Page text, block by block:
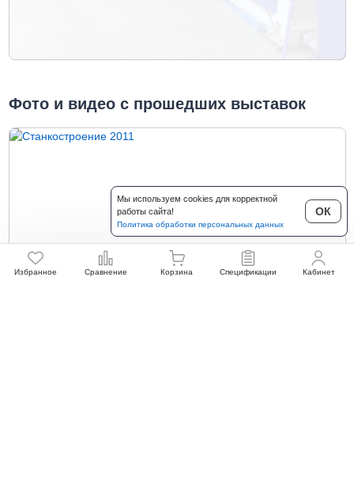
Фото и видео с прошедших выставок
Мы используем cookies для корректной
работы сайта!
Политика обработки персональных данных
ОК
Избранное Сравнение Корзина Спецификации Кабинет